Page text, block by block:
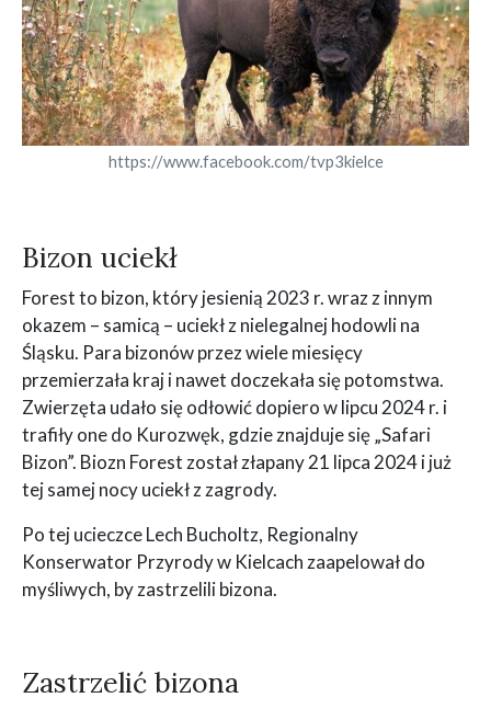
https://www.facebook.com/tvp3kielce
Bizon uciekł
Forest to bizon, który jesienią 2023 r. wraz z innym
okazem – samicą – uciekł z nielegalnej hodowli na
Śląsku. Para bizonów przez wiele miesięcy
przemierzała kraj i nawet doczekała się potomstwa.
Zwierzęta udało się odłowić dopiero w lipcu 2024 r. i
trafiły one do Kurozwęk, gdzie znajduje się „Safari
Bizon”. Biozn Forest został złapany 21 lipca 2024 i już
tej samej nocy uciekł z zagrody.
Po tej ucieczce Lech Bucholtz, Regionalny
Konserwator Przyrody w Kielcach zaapelował do
myśliwych, by zastrzelili bizona.
Zastrzelić bizona